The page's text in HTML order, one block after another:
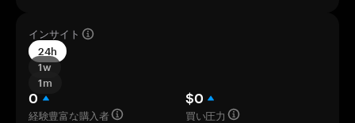
インサイト
24h
1w
1m
0
経験豊富な購入者
$0
買い圧力